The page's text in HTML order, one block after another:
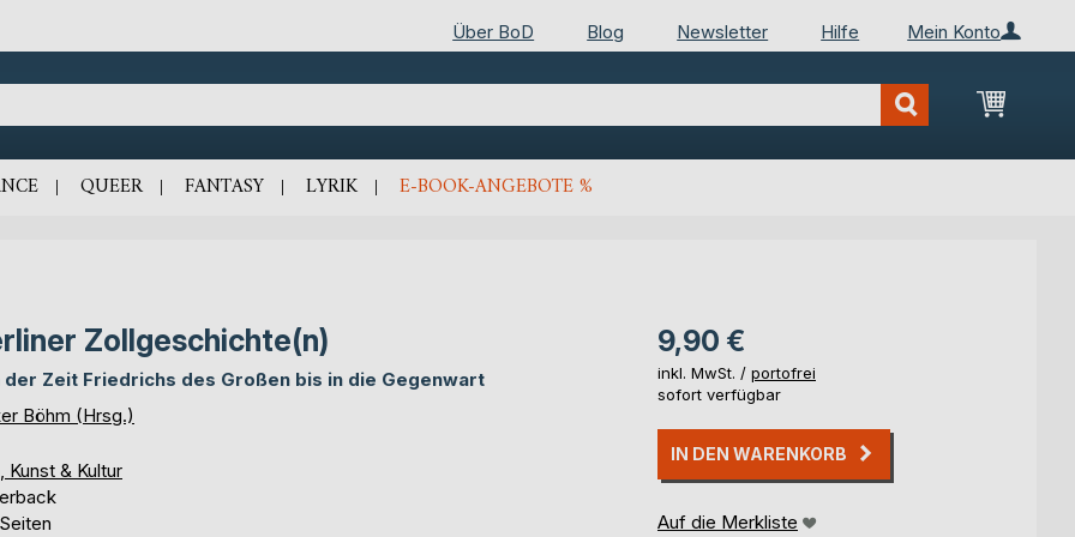
Mein Konto
Über BoD Blog Newsletter Hilfe
Mein
QUEER FANTASY LYRIK E-BOOK-ANGEBOTE %
Zollgeschichte(n)
der Zeit Friedrichs des Großen bis in die Gegenwart
Böhm (Hrsg.)
Kunst & Kultur
9,90 €
inkl. MwSt. / portofrei
sofort verfügbar
IN DEN WARENKORB
Auf die Merkliste